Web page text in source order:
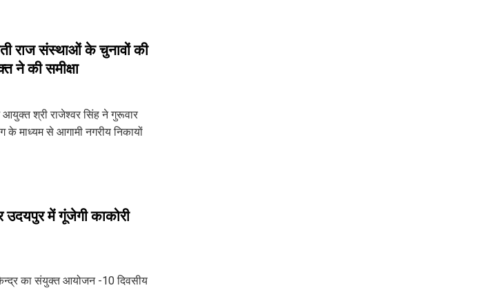
राज संस्थाओं के चुनावों की
ने की समीक्षा
श्री राजेश्वर सिंह ने गुरूवार
के माध्यम से आगामी नगरीय निकायों
उदयपुर में गूंजेगी काकोरी
का संयुक्त आयोजन -10 दिवसीय